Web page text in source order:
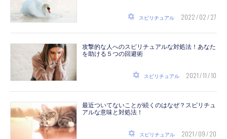
スピリチュアル 2022 / 02 / 27
攻撃的な人へのスピリチュアルな対処法！あなた
を助ける５つの回避術
スピリチュアル 2021 / 11 / 10
最近ついてないことが続くのはなぜ？スピリチュ
アルな意味と対処法！
スピリチュアル 2021 / 09 / 20